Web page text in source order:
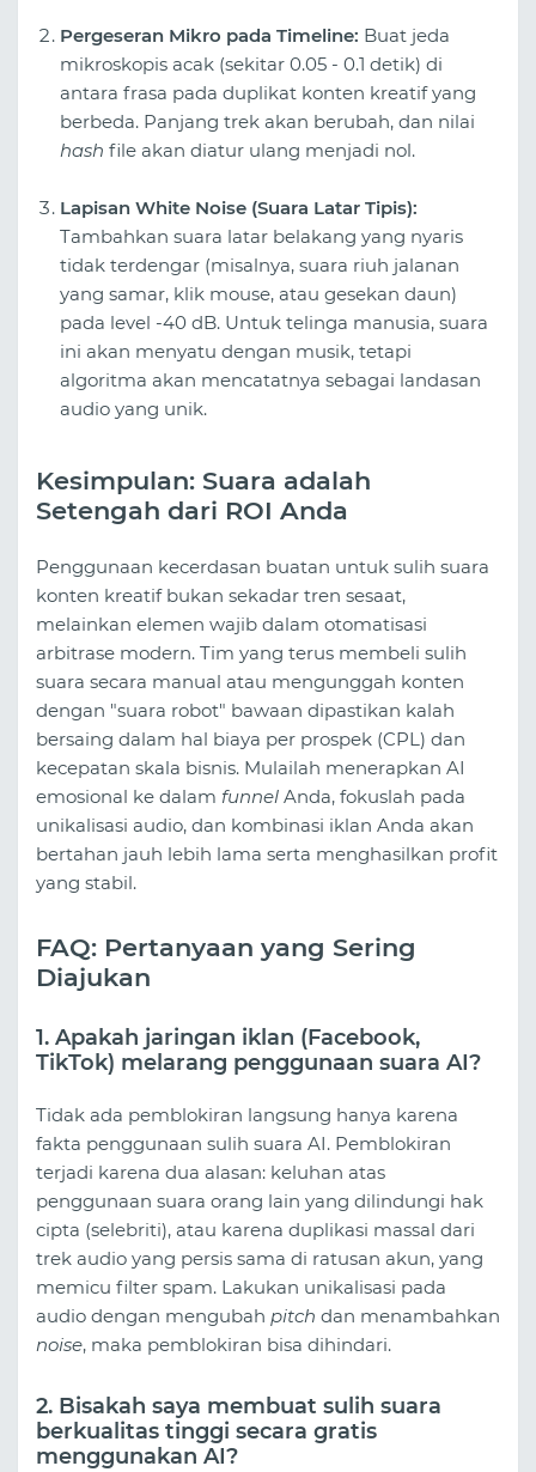
Pergeseran Mikro pada Timeline: Buat jeda
mikroskopis acak (sekitar 0.05 - 0.1 detik) di
antara frasa pada duplikat konten kreatif yang
berbeda. Panjang trek akan berubah, dan nilai
hash file akan diatur ulang menjadi nol.
Lapisan White Noise (Suara Latar Tipis):
Tambahkan suara latar belakang yang nyaris
tidak terdengar (misalnya, suara riuh jalanan
yang samar, klik mouse, atau gesekan daun)
pada level -40 dB. Untuk telinga manusia, suara
ini akan menyatu dengan musik, tetapi
algoritma akan mencatatnya sebagai landasan
audio yang unik.
Kesimpulan: Suara adalah
Setengah dari ROI Anda
Penggunaan kecerdasan buatan untuk sulih suara
konten kreatif bukan sekadar tren sesaat,
melainkan elemen wajib dalam otomatisasi
arbitrase modern. Tim yang terus membeli sulih
suara secara manual atau mengunggah konten
dengan "suara robot" bawaan dipastikan kalah
bersaing dalam hal biaya per prospek (CPL) dan
kecepatan skala bisnis. Mulailah menerapkan AI
emosional ke dalam funnel Anda, fokuslah pada
unikalisasi audio, dan kombinasi iklan Anda akan
bertahan jauh lebih lama serta menghasilkan profit
yang stabil.
FAQ: Pertanyaan yang Sering
Diajukan
1. Apakah jaringan iklan (Facebook,
TikTok) melarang penggunaan suara AI?
Tidak ada pemblokiran langsung hanya karena
fakta penggunaan sulih suara AI. Pemblokiran
terjadi karena dua alasan: keluhan atas
penggunaan suara orang lain yang dilindungi hak
cipta (selebriti), atau karena duplikasi massal dari
trek audio yang persis sama di ratusan akun, yang
memicu filter spam. Lakukan unikalisasi pada
audio dengan mengubah pitch dan menambahkan
noise, maka pemblokiran bisa dihindari.
2. Bisakah saya membuat sulih suara
berkualitas tinggi secara gratis
menggunakan AI?